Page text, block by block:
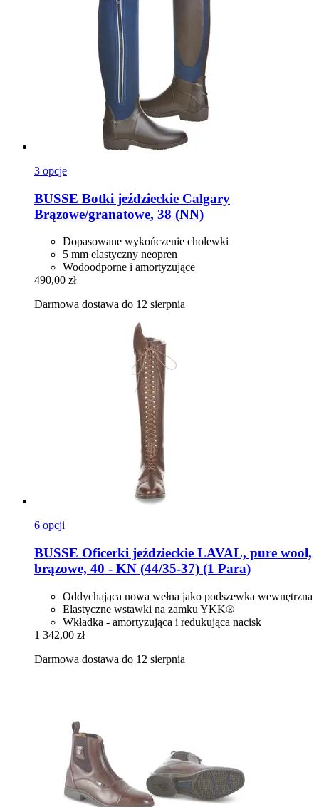
3 opcje
BUSSE Botki jeździeckie Calgary
Brązowe/granatowe, 38 (NN)
Dopasowane wykończenie cholewki
5 mm elastyczny neopren
Wodoodporne i amortyzujące
490,00 zł
Darmowa dostawa do 12 sierpnia
6 opcji
BUSSE Oficerki jeździeckie LAVAL, pure wool,
brązowe, 40 -​ KN (44/35-​37) (1 Para)
Oddychająca nowa wełna jako podszewka wewnętrzna
Elastyczne wstawki na zamku YKK®
Wkładka - amortyzująca i redukująca nacisk
1 342,00 zł
Darmowa dostawa do 12 sierpnia